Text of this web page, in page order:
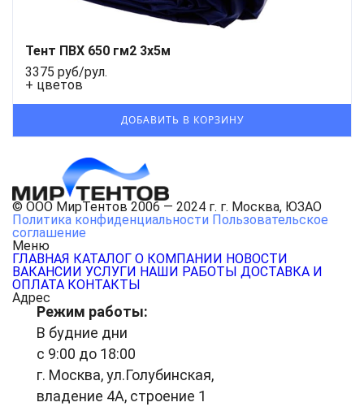
Тент ПВХ 650 гм2 3х5м
3375 руб/рул.
+ цветов
© ООО МирТентов 2006 — 2024 г. г. Москва, ЮЗАО
Политика конфиденциальности Пользовательское
соглашение
Меню
ГЛАВНАЯ КАТАЛОГ О КОМПАНИИ НОВОСТИ
ВАКАНСИИ УСЛУГИ НАШИ РАБОТЫ ДОСТАВКА И
ОПЛАТА КОНТАКТЫ
Адрес
Режим работы:
В будние дни
с 9:00 до 18:00
г. Москва, ул.Голубинская,
владение 4А, строение 1